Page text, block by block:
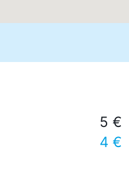
5 €
4 €